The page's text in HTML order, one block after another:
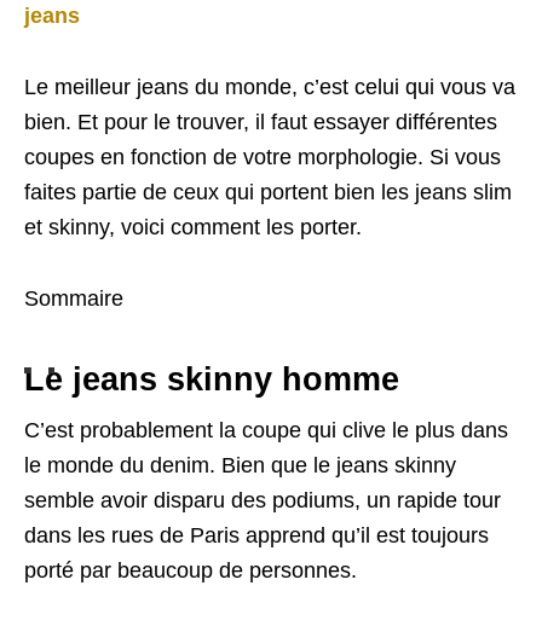
jeans
Le meilleur jeans du monde, c’est celui qui vous va
bien. Et pour le trouver, il faut essayer différentes
coupes en fonction de votre morphologie. Si vous
faites partie de ceux qui portent bien les jeans slim
et skinny, voici comment les porter.
Sommaire
Le jeans skinny homme
C’est probablement la coupe qui clive le plus dans
le monde du denim. Bien que le jeans skinny
semble avoir disparu des podiums, un rapide tour
dans les rues de Paris apprend qu’il est toujours
porté par beaucoup de personnes.